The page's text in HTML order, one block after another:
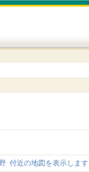
付近の地図を表示します